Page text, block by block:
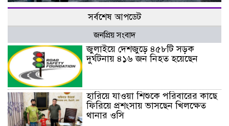
সর্বশেষ আপডেট
জনপ্রিয় সংবাদ
জুলাইয়ে দেশজুড়ে ৪৫৮টি সড়ক
দুর্ঘটনায় ৪১৬ জন নিহত হয়েছেন
হারিয়ে যাওয়া শিশুকে পরিবারের কাছে
ফিরিয়ে প্রশংসায় ভাসছেন খিলক্ষেত
থানার ওসি